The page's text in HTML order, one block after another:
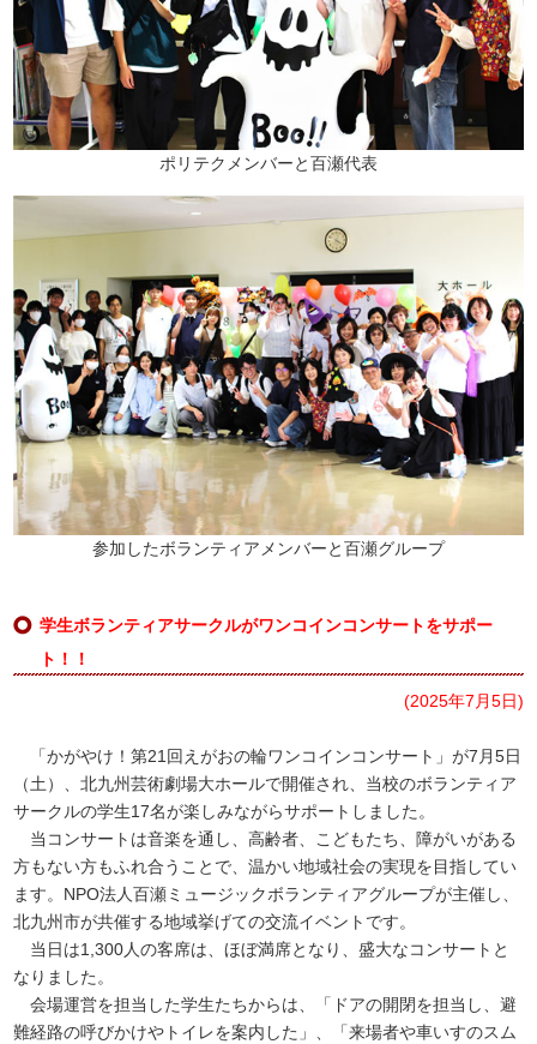
ポリテクメンバーと百瀬代表
参加したボランティアメンバーと百瀬グループ
学生ボランティアサークルがワンコインコンサートをサポー
ト！！
(2025年7月5日)
「かがやけ！第21回えがおの輪ワンコインコンサート」が7月5日
（土）、北九州芸術劇場大ホールで開催され、当校のボランティア
サークルの学生17名が楽しみながらサポートしました。
当コンサートは音楽を通し、高齢者、こどもたち、障がいがある
方もない方もふれ合うことで、温かい地域社会の実現を目指してい
ます。NPO法人百瀬ミュージックボランティアグループが主催し、
北九州市が共催する地域挙げての交流イベントです。
当日は1,300人の客席は、ほぼ満席となり、盛大なコンサートと
なりました。
会場運営を担当した学生たちからは、「ドアの開閉を担当し、避
難経路の呼びかけやトイレを案内した」、「来場者や車いすのスム